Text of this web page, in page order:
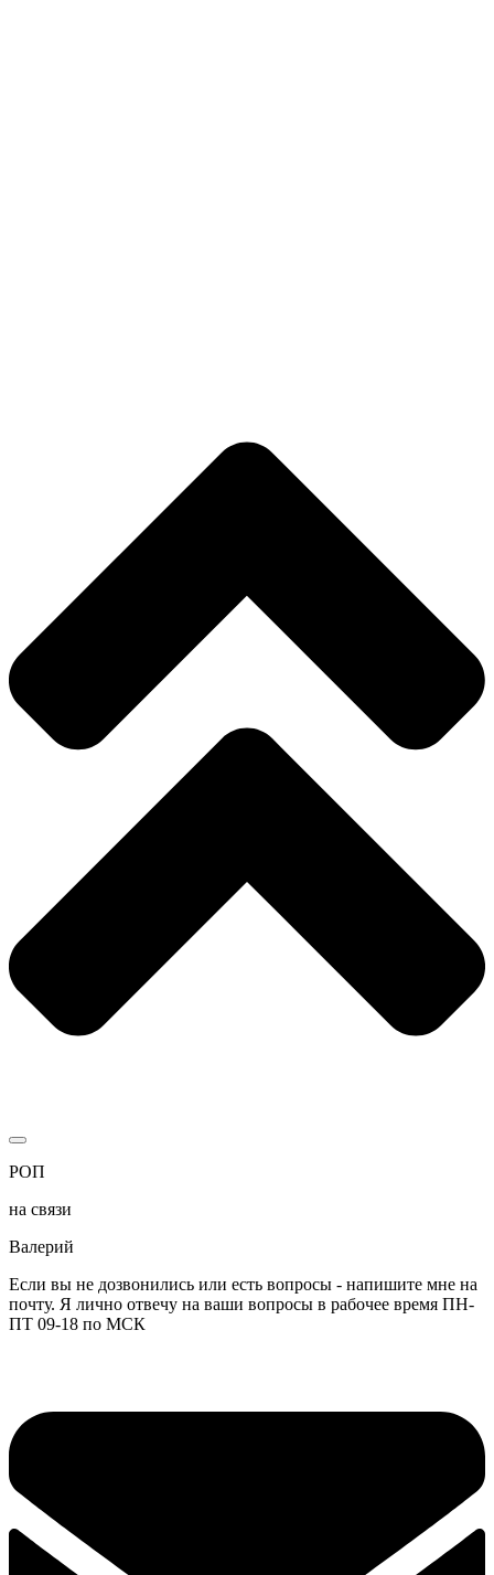
РОП
на связи
Валерий
Если вы не дозвонились или есть вопросы - напишите мне на
почту. Я лично отвечу на ваши вопросы в рабочее время ПН-
ПТ 09-18 по МСК